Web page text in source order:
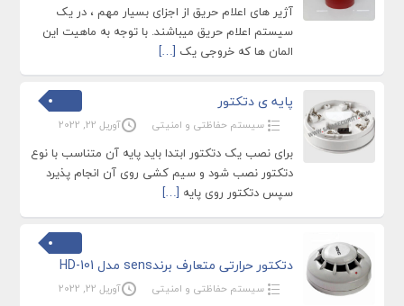
آژیر های اعلام حریق از اجزای بسیار مهم ، در یک
سیستم اعلام حریق میباشند. با توجه به ماهیت این
المان ها که خروجی یک […]
پایه ی دتکتور
سیستم حفاظتی و امنیتی آوریل 22, 2022
برای نصب یک دتکتور ابتدا باید پایه آن متناسب با نوع
دتکتور نصب شود و سیم کشی روی آن انجام پذیرد
سپس دتکتور روی پایه […]
دتکتور حرارتی متعارف برندsens مدل HD-101
سیستم حفاظتی و امنیتی آوریل 22, 2022